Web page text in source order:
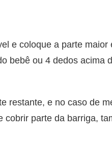
e coloque a parte
bebê ou 4 dedos acima
restante, e no caso de
cobrir parte da barriga,